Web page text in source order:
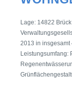
Lage: 14822
2013 in insgesamt
Leistungsumfang: